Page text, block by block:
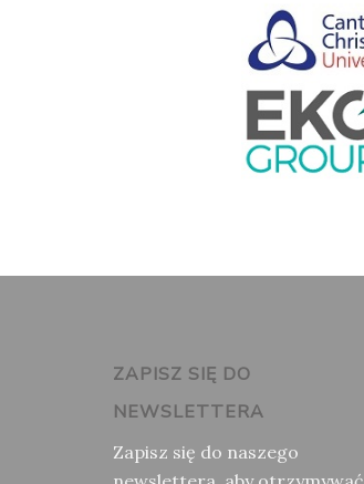
ZAPISZ SIĘ DO
NEWSLETTERA
Zapisz się do naszego